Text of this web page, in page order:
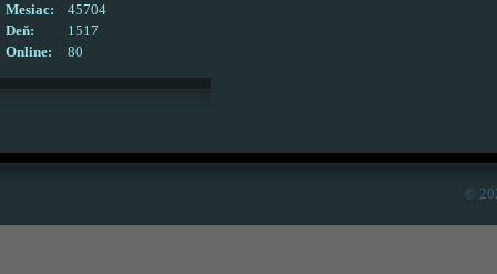
Online: 80
Mesiac:
45704
Deň:
1517
©